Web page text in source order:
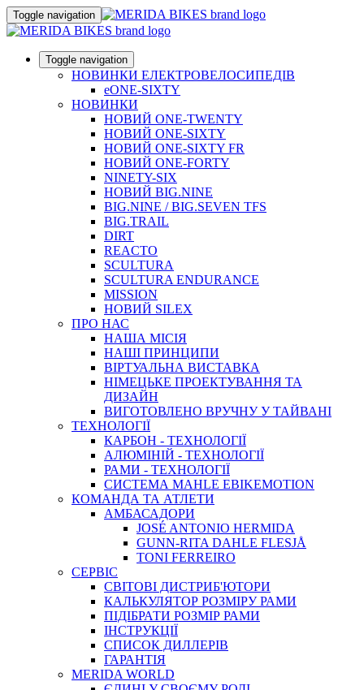
Toggle navigation
Toggle navigation
НОВИНКИ ЕЛЕКТРОВЕЛОСИПЕДІВ
eONE-SIXTY
НОВИНКИ
НОВИЙ ONE-TWENTY
НОВИЙ ONE-SIXTY
НОВИЙ ONE-SIXTY FR
НОВИЙ ONE-FORTY
NINETY-SIX
НОВИЙ BIG.NINE
BIG.NINE / BIG.SEVEN TFS
BIG.TRAIL
DIRT
REACTO
SCULTURA
SCULTURA ENDURANCE
MISSION
НОВИЙ SILEX
ПРО НАС
НАША МICIЯ
НАШI ПРИНЦИПИ
ВIРТУАЛЬНА ВИСТАВКА
НІМЕЦЬКЕ ПРОЕКТУВАННЯ ТА
ДИЗАЙН
ВИГОТОВЛЕНО ВРУЧНУ У ТАЙВАНІ
ТЕХНОЛОГІЇ
КАРБОН - ТЕХНОЛОГІЇ
АЛЮМІНІЙ - ТЕХНОЛОГІЇ
РАМИ - ТЕХНОЛОГІЇ
СИСТЕМА MAHLE EBIKEMOTION
КОМАНДА ТА АТЛЕТИ
АМБАСАДОРИ
JOSÉ ANTONIO HERMIDA
GUNN-RITA DAHLE FLESJÅ
TONI FERREIRO
СЕРВІС
СВІТОВІ ДИСТРИБ'ЮТОРИ
КАЛЬКУЛЯТОР РОЗМIРУ РАМИ
ПІДІБРАТИ РОЗМІР РАМИ
IНСТРУКЦIЇ
СПИСОК ДИЛЛЕРІВ
ГАРАНТIЯ
MERIDA WORLD